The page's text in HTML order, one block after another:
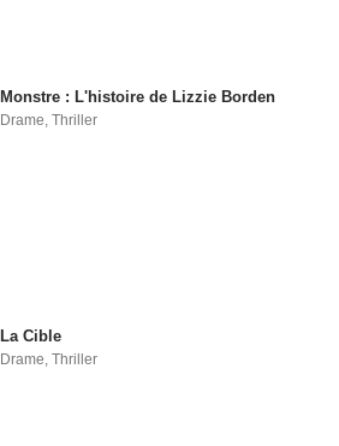
Monstre : L'histoire de Lizzie Borden
Drame,Thriller
La Cible
Drame ,Thriller